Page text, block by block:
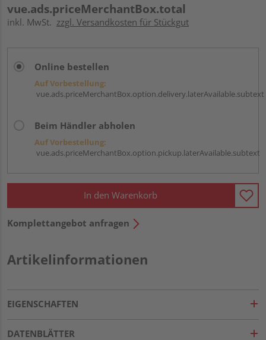
vue.ads.priceMerchantBox.total
inkl. MwSt. zzgl. Versandkosten für Stückgut
Online bestellen
Auf Vorbestellung:
vue.ads.priceMerchantBox.option.delivery.laterAvailable.subtext
Beim Händler abholen
Auf Vorbestellung:
vue.ads.priceMerchantBox.option.pickup.laterAvailable.subtext
In den Warenkorb
Komplettangebot anfragen
Artikelinformationen
EIGENSCHAFTEN
DATENBLÄTTER